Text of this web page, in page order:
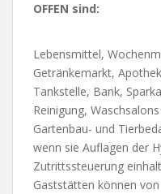
OFFEN sind:
Lebensmittel,
Getränkemarkt,
Tankstelle, Bank,
Reinigung,
Gartenbau- und
wenn sie Auflagen der
Zutrittssteuerung
Gaststätten können